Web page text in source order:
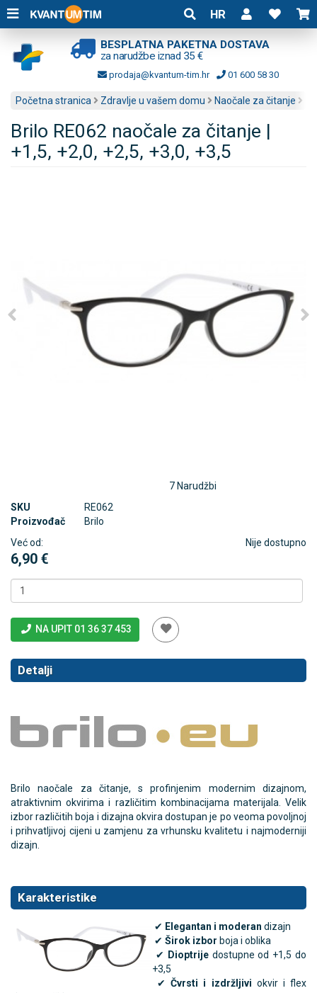
HR
BESPLATNA PAKETNA DOSTAVA
za narudžbe iznad 35 €
prodaja@kvantum-tim.hr 01 600 58 30
Početna stranica Zdravlje u vašem domu Naočale za čitanje
Brilo RE062 naočale za čitanje |
+1,5, +2,0, +2,5, +3,0, +3,5
7 Narudžbi
SKU
RE062
Proizvođač
Brilo
Već od:
6,90 €
Nije dostupno
NA UPIT 01 36 37 453
Detalji
Brilo naočale za čitanje, s profinjenim modernim dizajnom,
atraktivnim okvirima i različitim kombinacijama materijala. Velik
izbor različitih boja i dizajna okvira dostupan je po veoma povoljnoj
i prihvatljivoj cijeni u zamjenu za vrhunsku kvalitetu i najmoderniji
dizajn.
Karakteristike
✔ Elegantan i moderan dizajn
✔ Širok izbor boja i oblika
✔
Dioptrijedostupne od +1,5 do
+3,5
✔Čvrsti i izdržljivi okvir i flex